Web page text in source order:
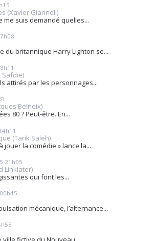
(Xavier Giannoli)
me suis demandé quelles...
du britannique Harry Lighton se...
Safdie)
attirés par les personnages...
Beineix)
80 ? Peut-être. En...
(Tarik Saleh)
jouer la comédie » lance la...
21h05
Linklater)
qui font les...
00h45
mécanique, l’alternance...